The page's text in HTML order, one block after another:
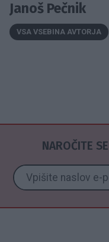
Janoš Pečnik
VSA VSEBINA AVTORJA
NAROČITE